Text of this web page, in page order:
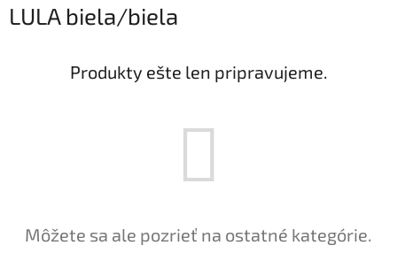
LULA biela/biela
Produkty ešte len pripravujeme.
Môžete sa ale pozrieť na ostatné kategórie.